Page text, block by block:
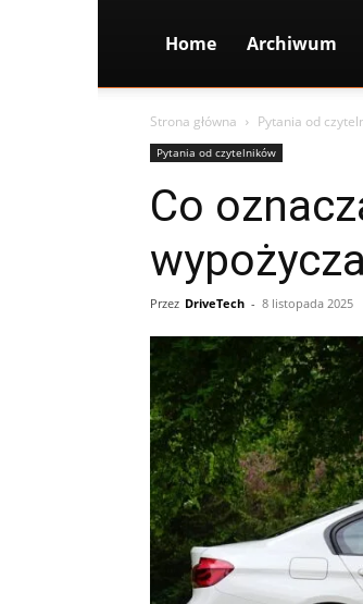
Home Archiwum
Strona główna Pytania od
Pytania od czytelników
Co
Przez DriveTech - 8 listopada 2025